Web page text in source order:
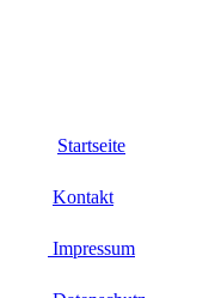
Startseite
Kontakt
Impressum